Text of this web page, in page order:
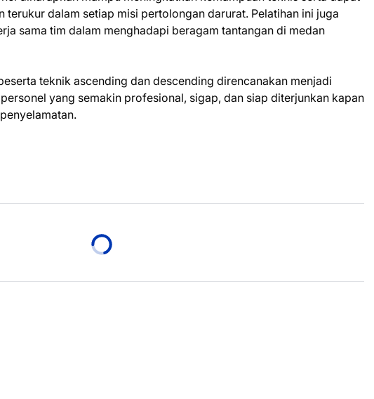
terukur dalam setiap misi pertolongan darurat. Pelatihan ini juga
sama tim dalam menghadapi beragam tantangan di medan
teknik ascending dan descending direncanakan menjadi
yang semakin profesional, sigap, dan siap diterjunkan kapan